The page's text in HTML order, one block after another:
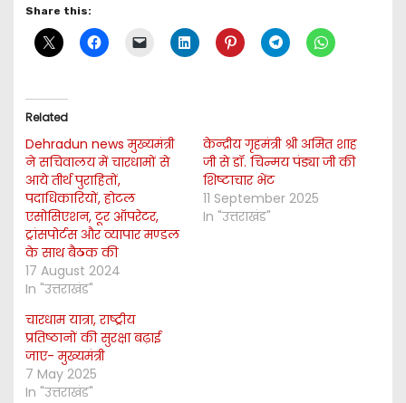
Share this:
Related
Dehradun news मुख्यमंत्री
ने सचिवालय में चारधामों से
आये तीर्थ पुराहितों,
पदाधिकारियों, होटल
एसोसिएशन, टूर ऑपरेटर,
ट्रांसपोर्टस और व्यापार मण्डल
के साथ बैठक की
17 August 2024
In "उत्तराखंड"
केन्द्रीय गृहमंत्री श्री अमित शाह
जी से डॉ. चिन्मय पंड्या जी की
शिष्टाचार भेंट
11 September 2025
In "उत्तराखंड"
चारधाम यात्रा, राष्ट्रीय
प्रतिष्ठानों की सुरक्षा बढ़ाई
जाए- मुख्यमंत्री
7 May 2025
In "उत्तराखंड"